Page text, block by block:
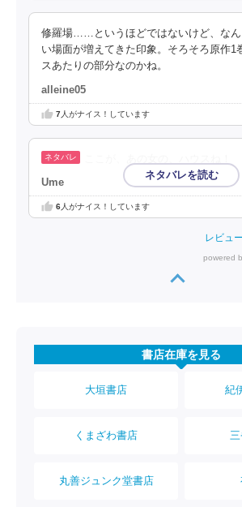
修羅場……というほどではないけど、なん
い場面が増えてきた印象。そろそろ原作1
スあたりの部分なのかね。
alleine05
7人がナイス！しています
Ume
6人がナイス！しています
レビュ
powered
書店在庫を見る
大垣書店 紀
くまざわ書店
丸善ジュンク堂書店